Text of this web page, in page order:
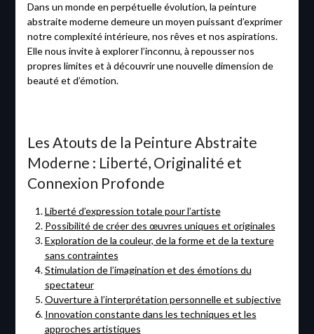
Dans un monde en perpétuelle évolution, la peinture
abstraite moderne demeure un moyen puissant d’exprimer
notre complexité intérieure, nos rêves et nos aspirations.
Elle nous invite à explorer l’inconnu, à repousser nos
propres limites et à découvrir une nouvelle dimension de
beauté et d’émotion.
Les Atouts de la Peinture Abstraite
Moderne : Liberté, Originalité et
Connexion Profonde
Liberté d’expression totale pour l’artiste
Possibilité de créer des œuvres uniques et originales
Exploration de la couleur, de la forme et de la texture
sans contraintes
Stimulation de l’imagination et des émotions du
spectateur
Ouverture à l’interprétation personnelle et subjective
Innovation constante dans les techniques et les
approches artistiques